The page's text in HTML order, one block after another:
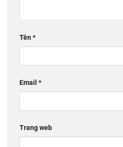
Tên*
Email *
Trang web